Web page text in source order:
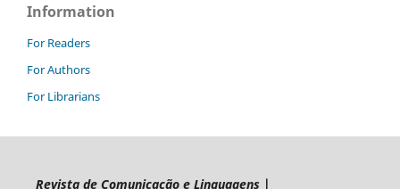
Information
For Readers
For Authors
For Librarians
Revista de Comunicação e Linguagens |